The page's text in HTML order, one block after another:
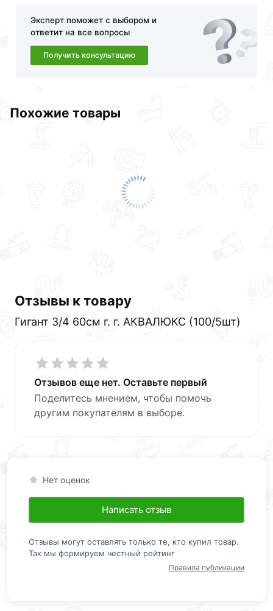
Эксперт поможет с выбором и
ответит на все вопросы
Получить консультацию
Похожие товары
Отзывы к товару
Гигант 3/4 60см г. г. АКВАЛЮКС (100/5шт)
Отзывов еще нет. Оставьте первый
Поделитесь мнением, чтобы помочь
другим покупателям в выборе.
Нет оценок
Написать отзыв
Отзывы могут оставлять только те, кто купил товар.
Так мы формируем честный рейтинг
Правила публикации